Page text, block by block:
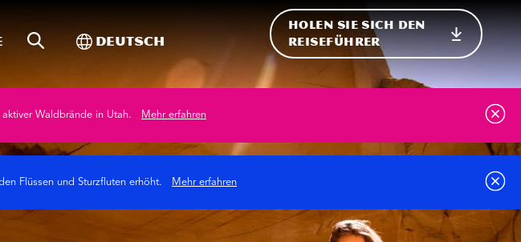
Website-Suche
Toggle International
Deutsch
HOLEN SIE SICH DEN
REISEFÜHRER
Waldbrände in Utah. Mehr erfahren
Flüssen und Sturzfluten erhöht. Mehr erfahren